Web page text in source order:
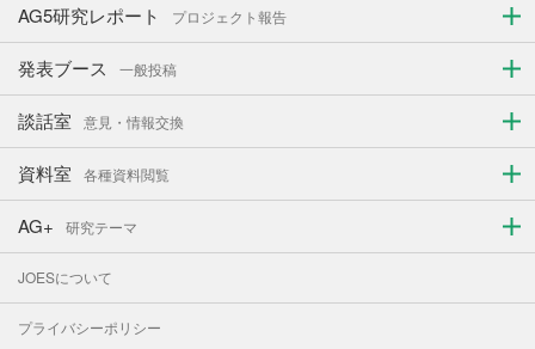
AG5研究レポート プロジェクト報告
発表ブース 一般投稿
談話室 意見・情報交換
資料室 各種資料閲覧
AG+ 研究テーマ
JOESについて
プライバシーポリシー